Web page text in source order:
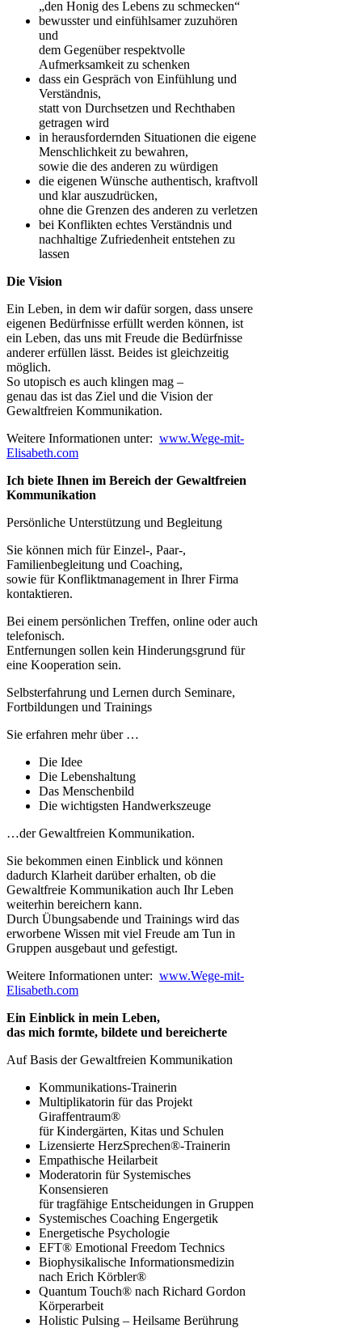
„den Honig des Lebens zu schmecken“
bewusster und einfühlsamer zuzuhören
und
dem Gegenüber respektvolle
Aufmerksamkeit zu schenken
dass ein Gespräch von Einfühlung und
Verständnis,
statt von Durchsetzen und Rechthaben
getragen wird
in herausfordernden Situationen die eigene
Menschlichkeit zu bewahren,
sowie die des anderen zu würdigen
die eigenen Wünsche authentisch, kraftvoll
und klar auszudrücken,
ohne die Grenzen des anderen zu verletzen
bei Konflikten echtes Verständnis und
nachhaltige Zufriedenheit entstehen zu
lassen
Die Vision
Ein Leben, in dem wir dafür sorgen, dass unsere
eigenen Bedürfnisse erfüllt werden können, ist
ein Leben, das uns mit Freude die Bedürfnisse
anderer erfüllen lässt. Beides ist gleichzeitig
möglich.
So utopisch es auch klingen mag –
genau das ist das Ziel und die Vision der
Gewaltfreien Kommunikation.
Weitere Informationen unter: www.Wege-mit-
Elisabeth.com
Ich biete Ihnen im Bereich der Gewaltfreien
Kommunikation
Persönliche Unterstützung und Begleitung
Sie können mich für Einzel-, Paar-,
Familienbegleitung und Coaching,
sowie für Konfliktmanagement in Ihrer Firma
kontaktieren.
Bei einem persönlichen Treffen, online oder auch
telefonisch.
Entfernungen sollen kein Hinderungsgrund für
eine Kooperation sein.
Selbsterfahrung und Lernen durch Seminare,
Fortbildungen und Trainings
Sie erfahren mehr über …
Die Idee
Die Lebenshaltung
Das Menschenbild
Die wichtigsten Handwerkszeuge
…der Gewaltfreien Kommunikation.
Sie bekommen einen Einblick und können
dadurch Klarheit darüber erhalten, ob die
Gewaltfreie Kommunikation auch Ihr Leben
weiterhin bereichern kann.
Durch Übungsabende und Trainings wird das
erworbene Wissen mit viel Freude am Tun in
Gruppen ausgebaut und gefestigt.
Weitere Informationen unter: www.Wege-mit-
Elisabeth.com
Ein Einblick in mein Leben,
das mich formte, bildete und bereicherte
Auf Basis der Gewaltfreien Kommunikation
Kommunikations-Trainerin
Multiplikatorin für das Projekt
Giraffentraum®
für Kindergärten, Kitas und Schulen
Lizensierte HerzSprechen®-Trainerin
Empathische Heilarbeit
Moderatorin für Systemisches
Konsensieren
für tragfähige Entscheidungen in Gruppen
Systemisches Coaching Engergetik
Energetische Psychologie
EFT® Emotional Freedom Technics
Biophysikalische Informationsmedizin
nach Erich Körbler®
Quantum Touch® nach Richard Gordon
Körperarbeit
Holistic Pulsing – Heilsame Berührung